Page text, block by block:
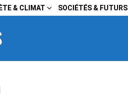
& CLIMAT SOCIÉTÉS & FUTURS